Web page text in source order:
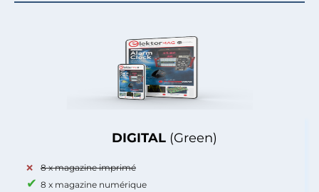
DIGITAL (Green)
8 x magazine imprimé
8 x magazine numérique